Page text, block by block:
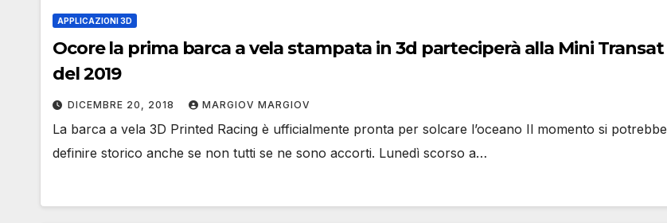
APPLICAZIONI 3D
Ocore la prima barca a vela stampata in 3d parteciperà alla Mini Transat
del 2019
DICEMBRE 20, 2018 MARGIOV MARGIOV
La barca a vela 3D Printed Racing è ufficialmente pronta per solcare l’oceano Il momento si potrebbe
definire storico anche se non tutti se ne sono accorti. Lunedì scorso a…